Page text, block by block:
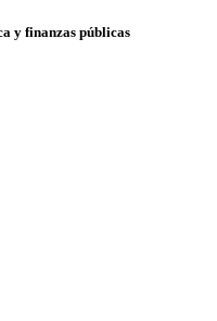
y finanzas públicas